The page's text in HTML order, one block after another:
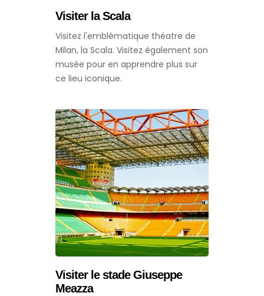
Visiter la Scala
Visitez l'emblématique théatre de
Milan, la Scala. Visitez également son
musée pour en apprendre plus sur
ce lieu iconique.
Visiter le stade Giuseppe
Meazza